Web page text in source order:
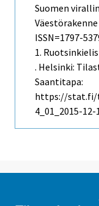
Suomen
ISSN=1797-
1.
. Helsinki:
Saantitapa:
https://stat.fi/
4_01_2015-